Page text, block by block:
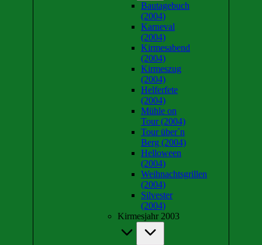
Bautagebuch
(2004)
Karneval
(2004)
Kirmesabend
(2004)
Kirmeszug
(2004)
Helferfete
(2004)
Mühle on
Tour (2004)
Tour über´n
Berg (2004)
Helloween
(2004)
Weihnachtsgrillen
(2004)
Silvester
(2004)
Kirmesjahr 2003